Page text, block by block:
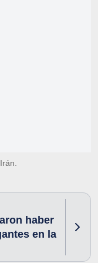
haber
en la